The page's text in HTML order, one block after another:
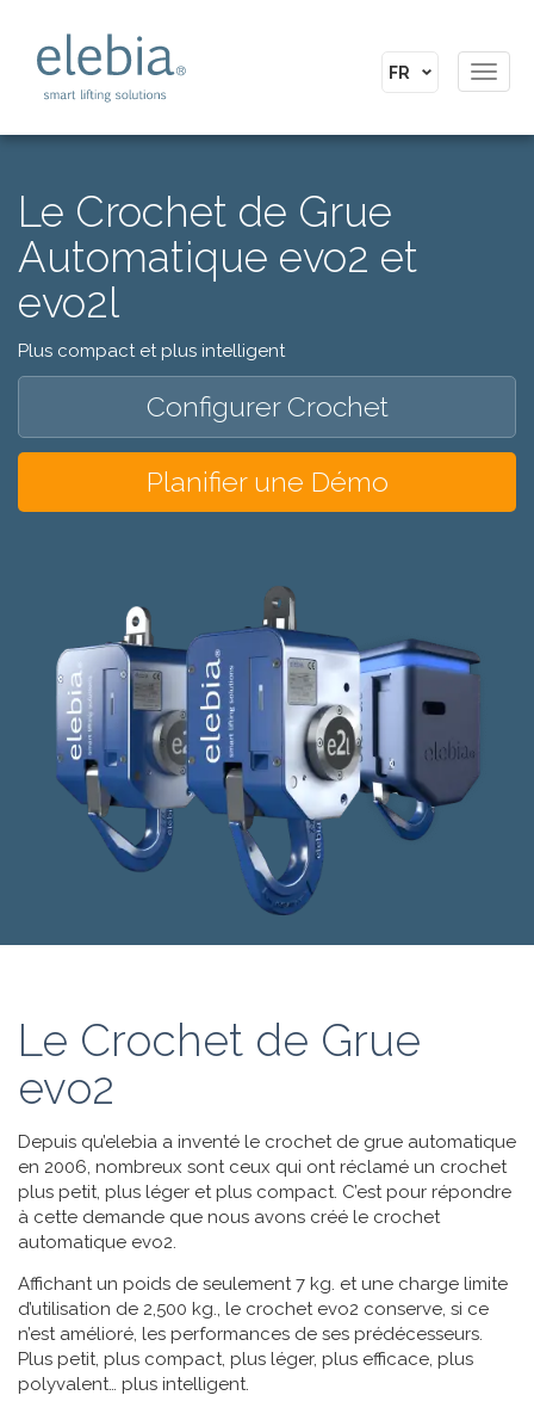
Le Crochet de Grue
Automatique evo2 et
evo2l
Plus compact et plus intelligent
Configurer Crochet
Planifier une Démo
Le Crochet de Grue
evo2
Depuis qu’elebia a inventé le crochet de grue automatique
en 2006, nombreux sont ceux qui ont réclamé un crochet
plus petit, plus léger et plus compact. C’est pour répondre
à cette demande que nous avons créé le crochet
automatique evo2.
Affichant un poids de seulement 7 kg. et une charge limite
d’utilisation de 2,500 kg., le crochet evo2 conserve, si ce
n’est amélioré, les performances de ses prédécesseurs.
Plus petit, plus compact, plus léger, plus efficace, plus
polyvalent… plus intelligent.